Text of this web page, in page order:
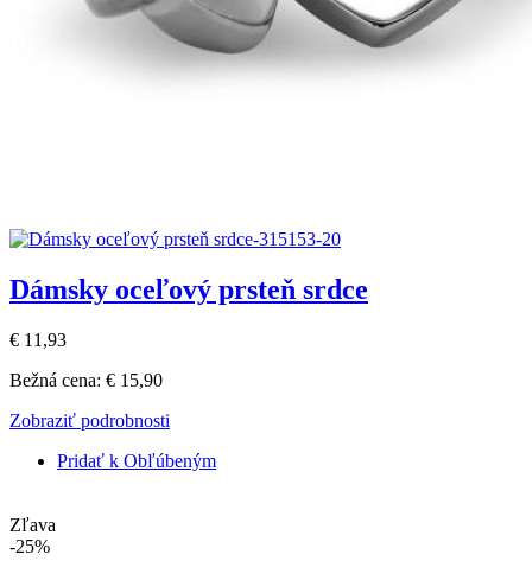
Dámsky oceľový prsteň srdce
€ 11,93
Bežná cena: € 15,90
Zobraziť podrobnosti
Pridať k Obľúbeným
Zľava
-25%